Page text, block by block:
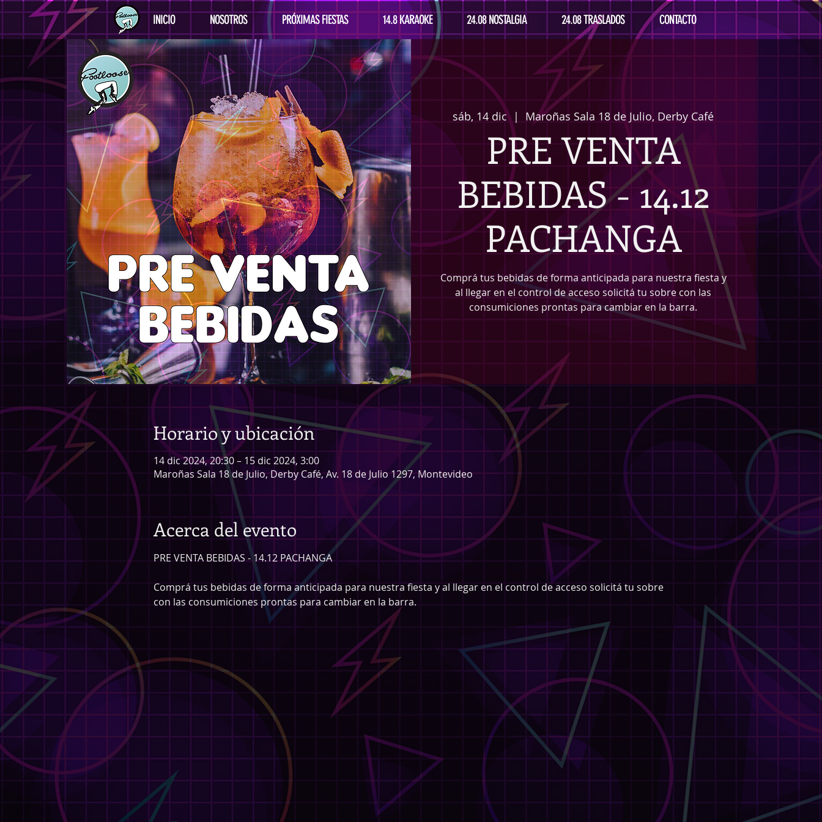
INICIO NOSOTROS PRÓXIMAS FIESTAS 14.8 KARAOKE 24.08 NOSTALGIA 24.08 TRASLADOS CONTACTO
sáb, 14 dic
  |
Maroñas Sala 18 de Julio, Derby Café
PRE VENTA
BEBIDAS - 14.12
PACHANGA
Comprá tus bebidas de forma anticipada para nuestra fiesta y
al llegar en el control de acceso solicitá tu sobre con las
consumiciones prontas para cambiar en la barra.
Horario y ubicación
14 dic 2024, 20:30 – 15 dic 2024, 3:00
Maroñas Sala 18 de Julio, Derby Café, Av. 18 de Julio 1297, Montevideo
Acerca del evento
PRE VENTA BEBIDAS - 14.12 PACHANGA
Comprá tus bebidas de forma anticipada para nuestra fiesta y al llegar en el control de acceso solicitá tu sobre
con las consumiciones prontas para cambiar en la barra.